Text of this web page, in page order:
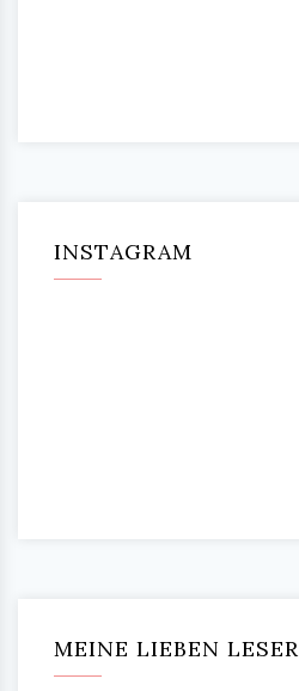
INSTAGRAM
MEINE LIEBEN LESER